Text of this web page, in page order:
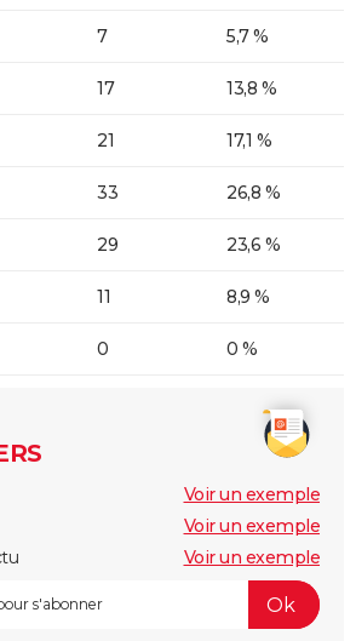
7 5,7 %
17 13,8 %
21 17,1 %
33 26,8 %
29 23,6 %
11 8,9 %
0 0 %
Voir un exemple
Voir un exemple
Voir un exemple